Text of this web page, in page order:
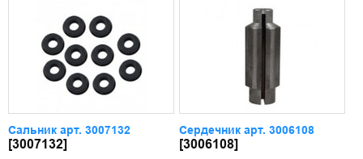
Сальник арт. 3007132
[3007132]
Сердечник арт. 3006108
[3006108]